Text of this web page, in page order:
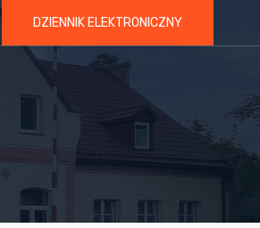
DZIENNIK ELEKTRONICZNY